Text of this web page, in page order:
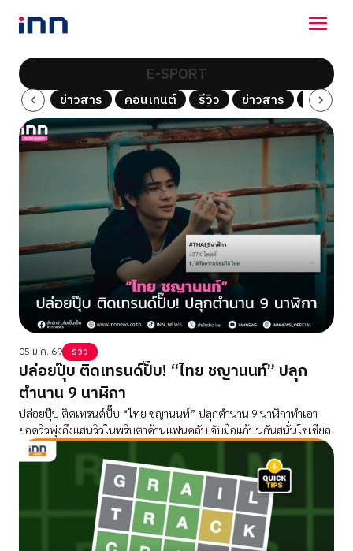
NEWS
ENTERTAINMENT
LIFESTYLE
HOROSCOPE
LOTTERY
ร่วมด้วยช่วยกัน
E-SPORT
รีวิว ข่าวสาร คอนเทนต์ รีวิว ข่าวสาร คอนเท
05 ม.ค. 69 รีวิว
ปล่อยปุ๊บ ติดเทรนด์ปั๊บ! “ไทย ชญานนท์” ปลุก
ตำนาน 9 นาฬิกา
ปล่อยปุ๊บ ติดเทรนด์ปั๊บ “ไทย ชญานนท์” ปลุกตำนาน 9 นาฬิกาทำเอา
ยอดวิวพุ่งถึงแสนวิวในพริบตาด้านแฟนคลับ จับมือแก้บนกันสนั่นโซเชียล